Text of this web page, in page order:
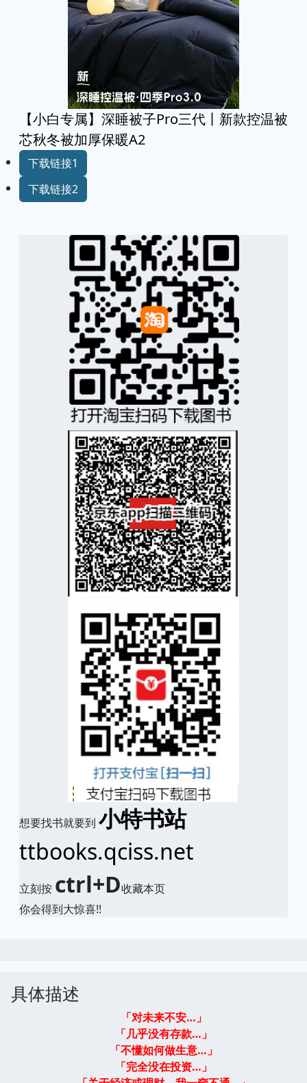
【小白专属】深睡被子Pro三代丨新款控温被
芯秋冬被加厚保暖A2
下载链接1
下载链接2
想要找书就要到 小特书站
ttbooks.qciss.net
立刻按 ctrl+D收藏本页
你会得到大惊喜!!
具体描述
「对未来不安…」
「几乎没有存款…」
「不懂如何做生意…」
「完全没在投资…」